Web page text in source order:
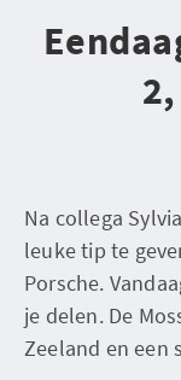
Na collega
leuke tip te
Porsche.
je delen. De
Zeeland en een